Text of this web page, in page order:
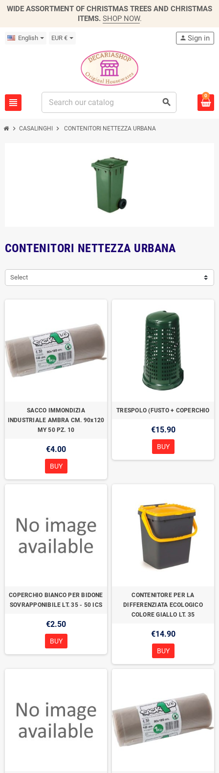
WIDE ASSORTMENT OF CHRISTMAS TREES AND CHRISTMAS
ITEMS. SHOP NOW.
English EUR €
view_headline search
person Sign in
0
chevron_right CASALINGHI chevron_right CONTENITORI NETTEZZA URBANA
CONTENITORI NETTEZZA URBANA
Select
SACCO IMMONDIZIA
INDUSTRIALE AMBRA CM. 90x120
MY 50 PZ. 10
€4.00
BUY
TRESPOLO (FUSTO + COPERCHIO
€15.90
BUY
COPERCHIO BIANCO PER BIDONE
SOVRAPPONIBILE LT. 35 - 50 ICS
€2.50
BUY
CONTENITORE PER LA
DIFFERENZIATA ECOLOGICO
COLORE GIALLO LT. 35
€14.90
BUY